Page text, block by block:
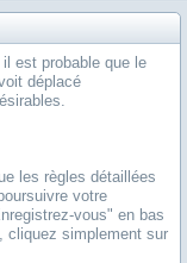
est probable que le
déplacé
les règles détaillées
votre
vous" en bas
cliquez simplement sur